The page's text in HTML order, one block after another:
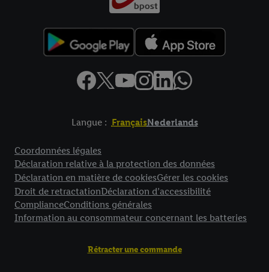
Langue : FrançaisNederlands
Coordonnées légales
Déclaration relative à la protection des données
Déclaration en matière de cookiesGérer les cookies
Droit de retractationDéclaration d’accessibilité
ComplianceConditions générales
Information au consommateur concernant les batteries
Rétracter une commande